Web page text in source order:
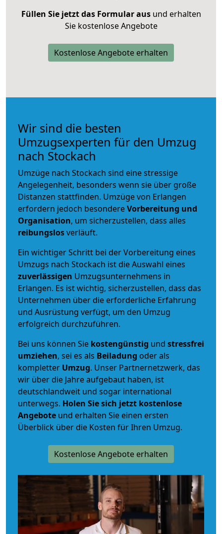
Füllen Sie jetzt das Formular ausund erhalten
Sie kostenlose Angebote
Kostenlose Angebote erhalten
Wir sind die besten
Umzugsexperten für den Umzug
nach Stockach
Umzüge nach Stockach sind eine stressige
Angelegenheit, besonders wenn sie über große
Distanzen stattfinden. Umzüge von Erlangen
erfordern jedoch besondereVorbereitung und
Organisation, um sicherzustellen, dass alles
reibungslosverläuft.
Ein wichtiger Schritt bei der Vorbereitung eines
Umzugs nach Stockach ist die Auswahl eines
zuverlässigen Umzugsunternehmens in
Erlangen. Es ist wichtig, sicherzustellen, dass das
Unternehmen über die erforderliche Erfahrung
und Ausrüstung verfügt, um den Umzug
erfolgreich durchzuführen.
Bei uns können Sie kostengünstig und stressfrei
umziehen, sei es als Beiladung oder als
kompletter Umzug. Unser Partnernetzwerk, das
wir über die Jahre aufgebaut haben, ist
deutschlandweit und sogar international
unterwegs. Holen Sie sich jetzt kostenlose
Angebote und erhalten Sie einen ersten
Überblick über die Kosten für Ihren Umzug.
Kostenlose Angebote erhalten